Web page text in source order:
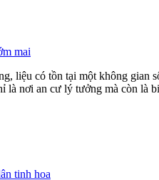
mai
liệu có tồn tại một không
nơi an cư lý tưởng mà còn là
tinh hoa